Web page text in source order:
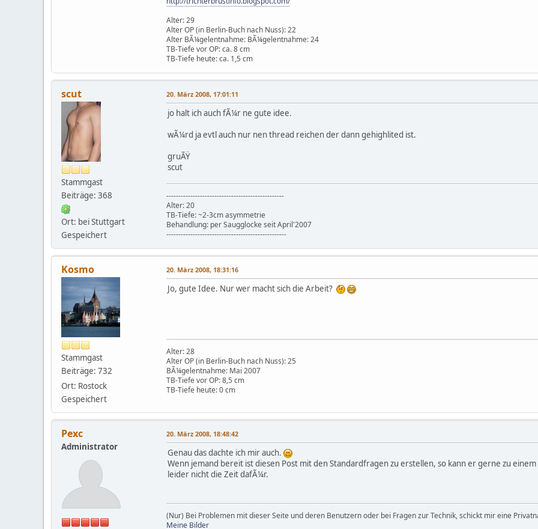
Alter: 29
Alter OP (in Berlin-Buch nach Nuss): 22
Alter BÃ¼gelentnahme: BÃ¼gelentnahme: 24
TB-Tiefe vor OP: ca. 8 cm
TB-Tiefe heute: ca. 1,5 cm
scut
Stammgast
Beiträge: 368
Ort: bei Stuttgart
Gespeichert
20. März 2008, 17:01:11
jo halt ich auch fÃ¼r ne gute idee.
wÃ¼rd ja evtl auch nur nen thread reichen der dann gehighlited ist.
gruÃŸ
scut
-------------------------------------------------
Alter: 20
TB-Tiefe: ~2-3cm asymmetrie
Behandlung: per Saugglocke seit April'2007
--------------------------------------------------
Kosmo
Stammgast
Beiträge: 732
Ort: Rostock
Gespeichert
20. März 2008, 18:31:16
Jo, gute Idee. Nur wer macht sich die Arbeit?
Alter: 28
Alter OP (in Berlin-Buch nach Nuss): 25
BÃ¼gelentnahme: Mai 2007
TB-Tiefe vor OP: 8,5 cm
TB-Tiefe heute: 0 cm
Pexc
Administrator
20. März 2008, 18:48:42
Genau das dachte ich mir auch.
Wenn jemand bereit ist diesen Post mit den Standardfragen zu erstellen, so kann er gerne zu
leider nicht die Zeit dafÃ¼r.
(Nur) Bei Problemen mit dieser Seite und deren Benutzern oder bei Fragen zur Technik, schickt mir eine
Meine Bilder